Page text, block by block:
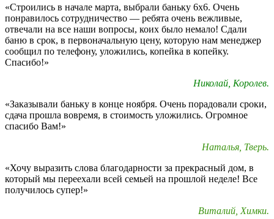
«Строились в начале марта, выбрали баньку 6х6. Очень
понравилось сотрудничество — ребята очень вежливые,
отвечали на все наши вопросы, коих было немало! Сдали
баню в срок, в первоначальную цену, которую нам менеджер
сообщил по телефону, уложились, копейка в копейку.
Спасибо!»
Николай, Королев.
«Заказывали баньку в конце ноября. Очень порадовали сроки,
сдача прошла вовремя, в стоимость уложились. Огромное
спасибо Вам!»
Наталья, Тверь.
«Хочу выразить слова благодарности за прекрасный дом, в
который мы переехали всей семьей на прошлой неделе! Все
получилось супер!»
Виталий, Химки.